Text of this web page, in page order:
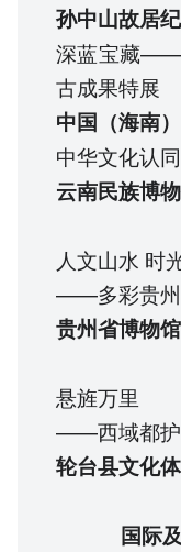
孙中山故居
深蓝宝藏——
古成果特展
中国（海南
中华文化认
云南民族博
人文山水 时
——多彩贵州
贵州省博物馆
悬旌万里
——西域都护
轮台县文化
国际